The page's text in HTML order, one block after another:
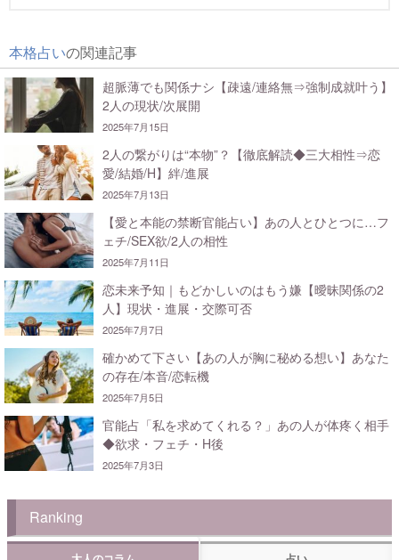
本格占いの関連記事
超脈薄でも関係ナシ【疎遠/連絡無⇒強制成就叶う】
2人の現状/次展開
2025年7月15日
2人の繋がりは“本物”？【徹底解読◆三大相性⇒恋
愛/結婚/H】絆/進展
2025年7月13日
【愛と本能の禁断官能占い】あの人とひとつに…フ
ェチ/SEX欲/2人の相性
2025年7月11日
恋未来予知｜もどかしいのはもう嫌【曖昧関係の2
人】現状・進展・交際可否
2025年7月7日
確かめて下さい【あの人が胸に秘める想い】あなた
の存在/本音/恋転機
2025年7月5日
官能占「私を求めてくれる？」あの人が体疼く相手
◆欲求・フェチ・H後
2025年7月3日
Ranking